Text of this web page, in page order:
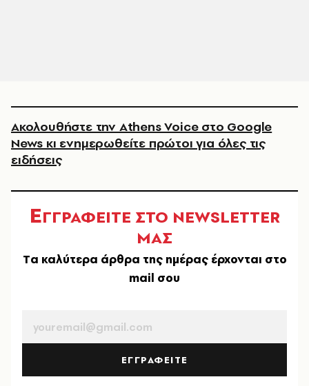
Ακολουθήστε την Athens Voice στο Google
News κι ενημερωθείτε πρώτοι για όλες τις
ειδήσεις
ΕΓΓΡΑΦΕΙΤΕ ΣΤΟ NEWSLETTER
ΜΑΣ
Tα καλύτερα άρθρα της ημέρας έρχονται στο
mail σου
ΕΓΓΡΑΦΕΙΤΕ